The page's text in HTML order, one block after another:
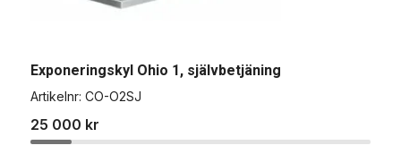
Exponeringskyl Ohio 1, självbetjäning
Artikelnr: CO-O2SJ
25 000 kr